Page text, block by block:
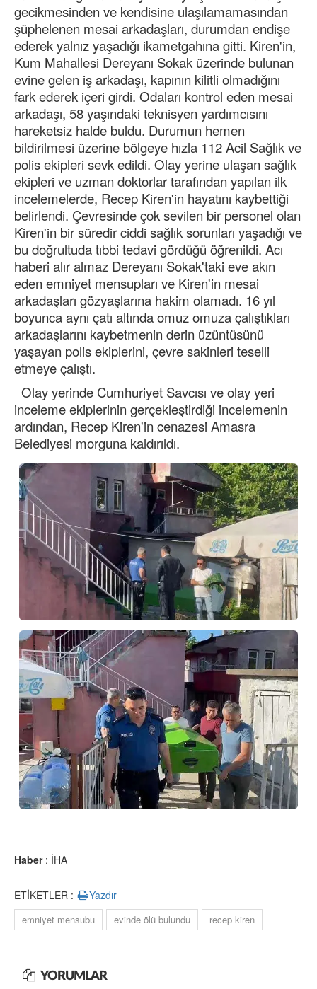
gecikmesinden ve kendisine ulaşılamamasından
şüphelenen mesai arkadaşları, durumdan endişe
ederek yalnız yaşadığı ikametgahına gitti. Kiren'in,
Kum Mahallesi Dereyanı Sokak üzerinde bulunan
evine gelen iş arkadaşı, kapının kilitli olmadığını
fark ederek içeri girdi. Odaları kontrol eden mesai
arkadaşı, 58 yaşındaki teknisyen yardımcısını
hareketsiz halde buldu. Durumun hemen
bildirilmesi üzerine bölgeye hızla 112 Acil Sağlık ve
polis ekipleri sevk edildi. Olay yerine ulaşan sağlık
ekipleri ve uzman doktorlar tarafından yapılan ilk
incelemelerde, Recep Kiren'in hayatını kaybettiği
belirlendi. Çevresinde çok sevilen bir personel olan
Kiren'in bir süredir ciddi sağlık sorunları yaşadığı ve
bu doğrultuda tıbbi tedavi gördüğü öğrenildi. Acı
haberi alır almaz Dereyanı Sokak'taki eve akın
eden emniyet mensupları ve Kiren'in mesai
arkadaşları gözyaşlarına hakim olamadı. 16 yıl
boyunca aynı çatı altında omuz omuza çalıştıkları
arkadaşlarını kaybetmenin derin üzüntüsünü
yaşayan polis ekiplerini, çevre sakinleri teselli
etmeye çalıştı.
Olay yerinde Cumhuriyet Savcısı ve olay yeri
inceleme ekiplerinin gerçekleştirdiği incelemenin
ardından, Recep Kiren'in cenazesi Amasra
Belediyesi morguna kaldırıldı.
Haber: İHA
ETİKETLER : Yazdır
emniyet mensubu evinde ölü bulundu recep kiren
YORUMLAR